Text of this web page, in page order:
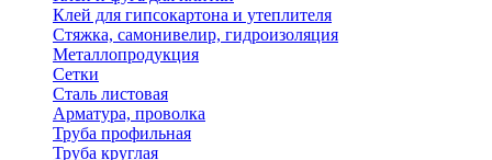
Клей для гипсокартона и утеплителя
Стяжка, самонивелир, гидроизоляция
Металлопродукция
Сетки
Сталь листовая
Арматура, проволка
Труба профильная
Труба круглая